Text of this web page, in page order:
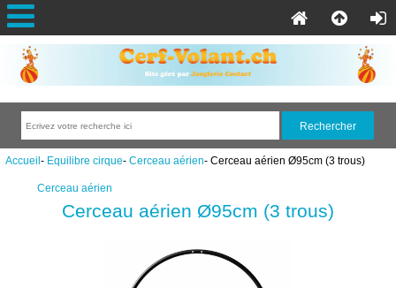
Accueil- Equilibre cirque- Cerceau aérien- Cerceau aérien Ø95cm (3 trous)
Cerceau aérien
Cerceau aérien Ø95cm (3 trous)